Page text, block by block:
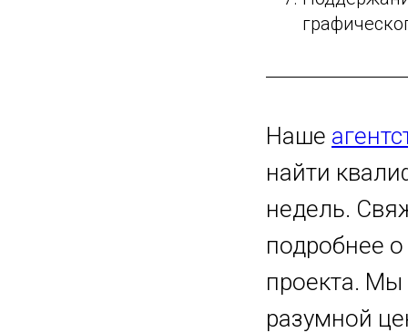
Наше
найти
недель.
подробнее
проекта. Мы
разумной